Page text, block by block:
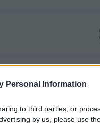
Personal Information
to third parties, or
by us, please use